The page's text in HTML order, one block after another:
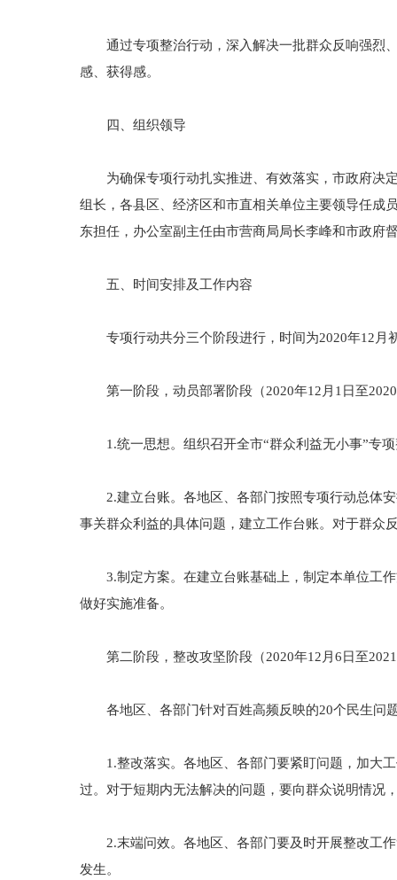
通过专项整治行动，深入解决一批群众反响强烈、
感、获得感。
四、组织领导
为确保专项行动扎实推进、有效落实，市政府决定
组长，各县区、经济区和市直相关单位主要领导任成
东担任，办公室副主任由市营商局局长李峰和市政府
五、时间安排及工作内容
专项行动共分三个阶段进行，时间为2020年12月
第一阶段，动员部署阶段（2020年12月1日至2020
1.统一思想。组织召开全市“群众利益无小事”专项
2.建立台账。各地区、各部门按照专项行动总体安
事关群众利益的具体问题，建立工作台账。对于群众
3.制定方案。在建立台账基础上，制定本单位工作
做好实施准备。
第二阶段，整改攻坚阶段（2020年12月6日至2021
各地区、各部门针对百姓高频反映的20个民生问
1.整改落实。各地区、各部门要紧盯问题，加大工
过。对于短期内无法解决的问题，要向群众说明情况
2.末端问效。各地区、各部门要及时开展整改工作
发生。